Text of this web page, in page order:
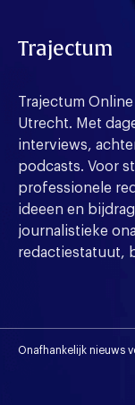
Trajectum
Trajectum
Utrecht. Met
interviews,
podcasts. Voor
professionele
ideeen en
journalistieke
redactiestatuut,
Onafhankelijk nieuws